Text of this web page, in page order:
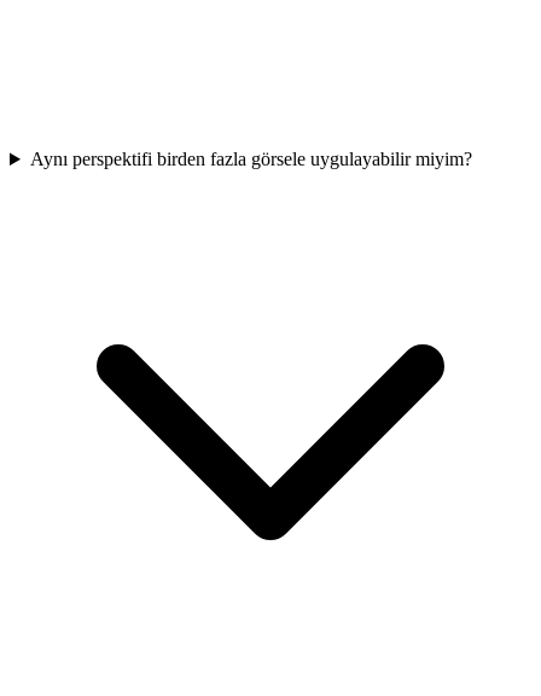
Aynı perspektifi birden fazla görsele uygulayabilir miyim?